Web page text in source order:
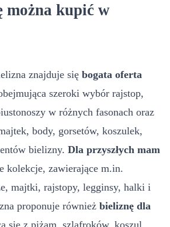
można kupić w
znajduje się bogata oferta
szeroki wybór rajstop,
w różnych fasonach oraz
body, gorsetów, koszulek,
bielizny. Dla przyszłych mam
kolekcje, zawierające m.in.
majtki, rajstopy, legginsy, halki i
proponuje również bieliznę dla
się z piżam, szlafroków, koszul